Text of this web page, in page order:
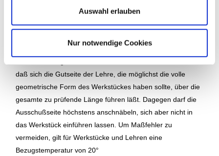
Auswahl erlauben
Nur notwendige Cookies
festgelegt. Dabei erhält die Gutseite zusätzlich einen
Abnutzungswert, wodurch die Nutzungsdauer der Lehre
daß sich die Gutseite der Lehre, die möglichst die volle
geometrische Form des Werkstückes haben sollte, über die
gesamte zu prüfende Länge führen läßt. Dagegen darf die
Ausschußseite höchstens anschnäbeln, sich aber nicht in
das Werkstück einführen lassen. Um Maßfehler zu
vermeiden, gilt für Werkstücke und Lehren eine
Bezugstemperatur von 20°